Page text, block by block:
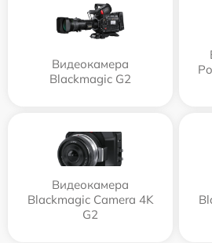
Видеокамера
Blackmagic G2
Видеокамера
Blackmagic Camera 4K
G2